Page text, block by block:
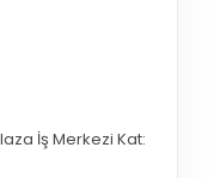
İş Merkezi Kat: